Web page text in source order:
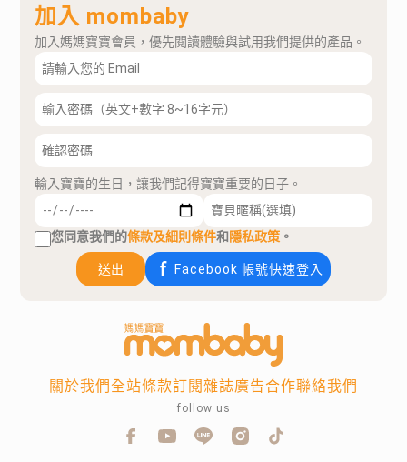
加入 mombaby
加入媽媽寶寶會員，優先閱讀體驗與試用我們提供的產品。
輸入寶寶的生日，讓我們記得寶寶重要的日子。
您同意我們的條款及細則條件和隱私政策 。
送出 Facebook 帳號快速登入
關於我們全站條款訂閱雜誌廣告合作聯絡我們
follow us